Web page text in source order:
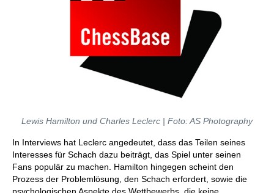
Lewis Hamilton und Charles Leclerc | Foto: AS Photography
In Interviews hat Leclerc angedeutet, dass das Teilen seines
Interesses für Schach dazu beiträgt, das Spiel unter seinen
Fans populär zu machen. Hamilton hingegen scheint den
Prozess der Problemlösung, den Schach erfordert, sowie die